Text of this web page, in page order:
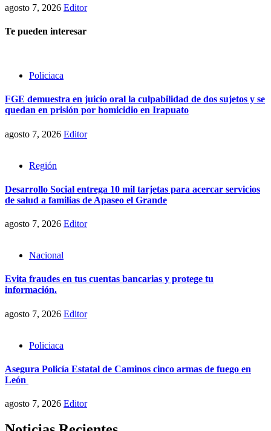
agosto 7, 2026 Editor
Te pueden interesar
Policiaca
FGE demuestra en juicio oral la culpabilidad de dos sujetos y se
quedan en prisión por homicidio en Irapuato
agosto 7, 2026 Editor
Región
Desarrollo Social entrega 10 mil tarjetas para acercar servicios
de salud a familias de Apaseo el Grande
agosto 7, 2026 Editor
Nacional
Evita fraudes en tus cuentas bancarias y protege tu
información.
agosto 7, 2026 Editor
Policiaca
Asegura Policía Estatal de Caminos cinco armas de fuego en
León
agosto 7, 2026 Editor